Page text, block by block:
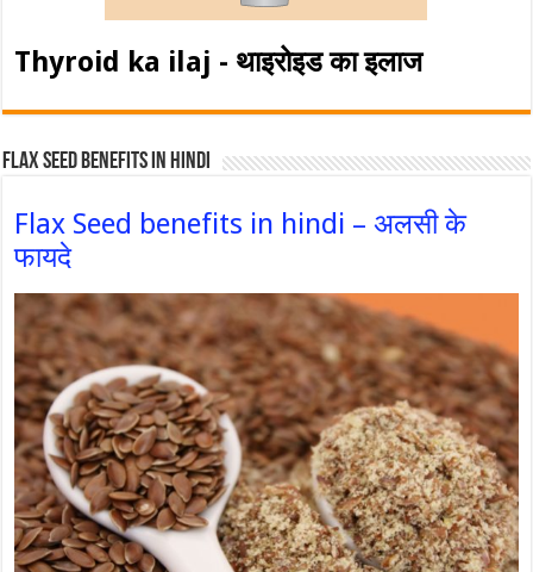
Thyroid ka ilaj - थाइरोइड का इलाज
Flax Seed Benefits in hindi
Flax Seed benefits in hindi – अलसी के
फायदे